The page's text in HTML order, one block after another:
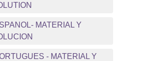
MATERIAL Y
- MATERIAL Y